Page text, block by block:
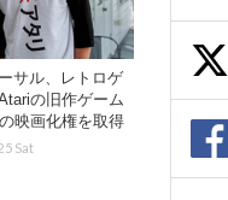
サル、レトロゲ
の旧作ゲーム
映画化権を取得
Sat